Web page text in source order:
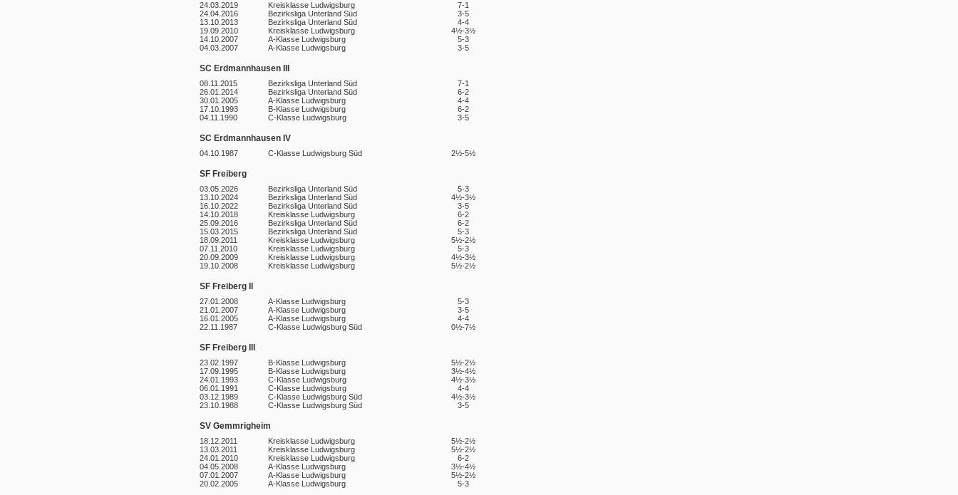
24.03.2019 Kreisklasse Ludwigsburg
7-1
24.04.2016
Bezirksliga Unterland Süd
3-5
13.10.2013
Bezirksliga Unterland Süd
4-4
19.09.2010
Kreisklasse Ludwigsburg
4½-3½
14.10.2007
A-Klasse Ludwigsburg
5-3
04.03.2007
A-Klasse Ludwigsburg 3-5
SC Erdmannhausen III
08.11.2015 Bezirksliga Unterland Süd
7-1
26.01.2014
Bezirksliga Unterland Süd
6-2
30.01.2005
A-Klasse Ludwigsburg
4-4
17.10.1993
B-Klasse Ludwigsburg
6-2
04.11.1990
C-Klasse Ludwigsburg 3-5
SC Erdmannhausen IV
04.10.1987 C-Klasse Ludwigsburg Süd 2½-5½
SF Freiberg
03.05.2026 Bezirksliga Unterland Süd
5-3
13.10.2024
Bezirksliga Unterland Süd
4½-3½
16.10.2022
Bezirksliga Unterland Süd
3-5
14.10.2018
Kreisklasse Ludwigsburg
6-2
25.09.2016
Bezirksliga Unterland Süd
6-2
15.03.2015
Bezirksliga Unterland Süd
5-3
18.09.2011
Kreisklasse Ludwigsburg
5½-2½
07.11.2010
Kreisklasse Ludwigsburg
5-3
20.09.2009
Kreisklasse Ludwigsburg
4½-3½
19.10.2008
Kreisklasse Ludwigsburg 5½-2½
SF Freiberg II
27.01.2008 A-Klasse Ludwigsburg
5-3
21.01.2007
A-Klasse Ludwigsburg
3-5
16.01.2005
A-Klasse Ludwigsburg
4-4
22.11.1987
C-Klasse Ludwigsburg Süd 0½-7½
SF Freiberg III
23.02.1997 B-Klasse Ludwigsburg
5½-2½
17.09.1995
B-Klasse Ludwigsburg
3½-4½
24.01.1993
C-Klasse Ludwigsburg
4½-3½
06.01.1991
C-Klasse Ludwigsburg
4-4
03.12.1989
C-Klasse Ludwigsburg Süd
4½-3½
23.10.1988
C-Klasse Ludwigsburg Süd 3-5
SV Gemmrigheim
18.12.2011 Kreisklasse Ludwigsburg
5½-2½
13.03.2011
Kreisklasse Ludwigsburg
5½-2½
24.01.2010
Kreisklasse Ludwigsburg
6-2
04.05.2008
A-Klasse Ludwigsburg
3½-4½
07.01.2007
A-Klasse Ludwigsburg
5½-2½
20.02.2005
A-Klasse Ludwigsburg 5-3